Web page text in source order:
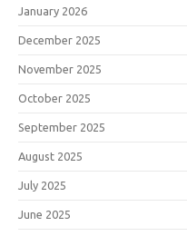
January 2026
December 2025
November 2025
October 2025
September 2025
August 2025
July 2025
June 2025